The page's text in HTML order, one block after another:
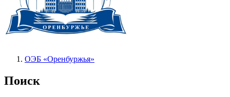
ОЭБ «Оренбуржья»
Поиск